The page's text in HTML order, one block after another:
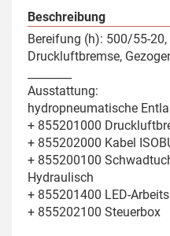
Beschreibung
Bereifung (h): 500/55-
Druckluftbremse,
Ausstattung:
hydropneumatische
+ 855201000
+ 855202000 Kabel
+ 855200100
Hydraulisch
+ 855201400 LED-
+ 855202100 Steuerbox